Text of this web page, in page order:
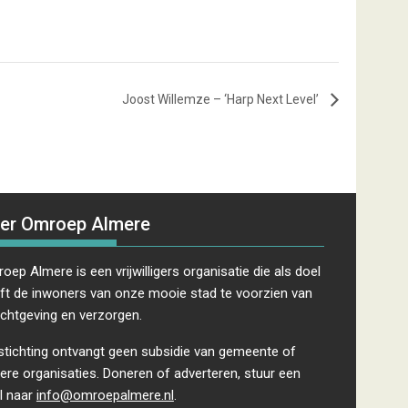
Joost Willemze – ‘Harp Next Level’
Omroep Almere
Almere is een vrijwilligers organisatie die als doel
de inwoners van onze mooie stad te voorzien van
en verzorgen.
ontvangt geen subsidie van gemeente of
organisaties. Doneren of adverteren, stuur een
naar info@omroepalmere.nl.